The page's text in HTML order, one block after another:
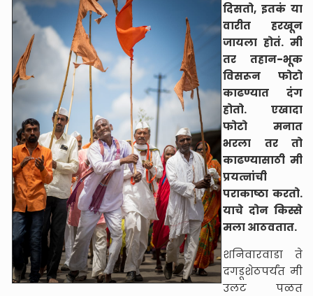
दिसतो, इतकं या
वारीत हरखून
जायला होतं. मी
तर तहान-भूक
विसरून फोटो
काढण्यात दंग
होतो. एखादा
फोटो मनात
भरला तर तो
काढण्यासाठी मी
प्रयत्नांची
पराकाष्ठा करतो.
याचे दोन किस्से
मला आठवतात.
शनिवारवाडा ते
दगडूशेठपर्यंत मी
उलट पळत